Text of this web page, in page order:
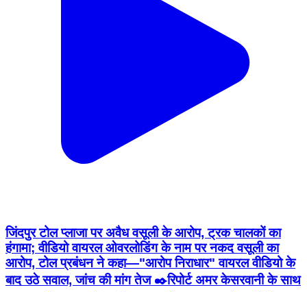
जिंदपुर टोल प्लाजा पर अवैध वसूली के आरोप, ट्रक चालकों का
हंगामा; वीडियो वायरल ओवरलोडिंग के नाम पर नकद वसूली का
आरोप, टोल प्रबंधन ने कहा—"आरोप निराधार" वायरल वीडियो के
बाद उठे सवाल, जांच की मांग तेज ✒️रिपोर्ट अमर केसरवानी के साथ